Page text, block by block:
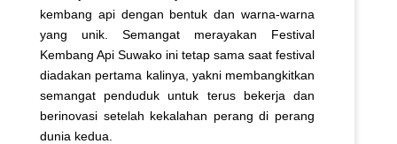
kembang api dengan bentuk dan warna-warna
yang unik. Semangat merayakan Festival
Kembang Api Suwako ini tetap sama saat festival
diadakan pertama kalinya, yakni membangkitkan
semangat penduduk untuk terus bekerja dan
berinovasi setelah kekalahan perang di perang
dunia kedua.